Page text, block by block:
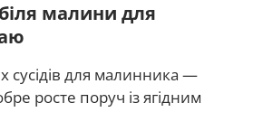
малини для
сусідів для малинника —
росте поруч із ягідним